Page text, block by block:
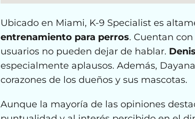
Ubicado en Miami, K-9 Specialist es
entrenamiento para perros. Cuentan
usuarios no pueden dejar de hablar.
especialmente aplausos. Además,
corazones de los dueños y sus mascotas.
Aunque la mayoría de las opiniones